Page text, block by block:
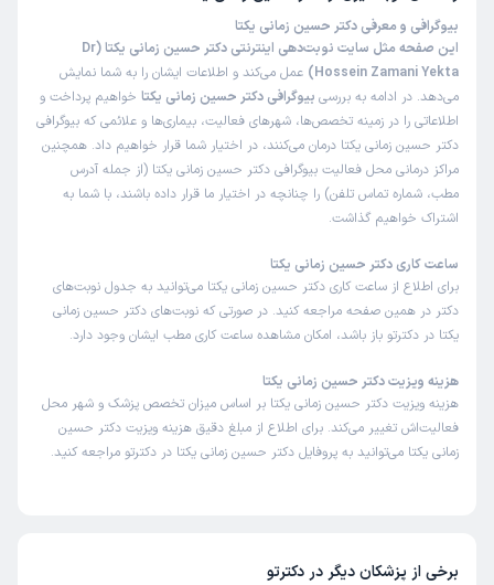
بیوگرافی و معرفی دکتر حسین زمانی یکتا
این صفحه مثل سایت نوبت‌دهی اینترنتی دکتر حسین زمانی یکتا (Dr
Hossein Zamani Yekta)
عمل می‌کند و اطلاعات ایشان را به شما نمایش
می‌دهد. در ادامه به بررسی بیوگرافی دکتر حسین زمانی یکتا خواهیم پرداخت و
اطلاعاتی را در زمینه تخصص‌ها، شهرهای فعالیت، بیماری‌ها و علائمی که بیوگرافی
دکتر حسین زمانی یکتا درمان می‌کنند، در اختیار شما قرار خواهیم داد. همچنین
مراکز درمانی محل فعالیت بیوگرافی دکتر حسین زمانی یکتا (از جمله آدرس
مطب، شماره تماس تلفن) را چنانچه در اختیار ما قرار داده باشند، با شما به
اشتراک خواهیم گذاشت.
ساعت کاری دکتر حسین زمانی یکتا
برای اطلاع از ساعت کاری دکتر حسین زمانی یکتا می‌توانید به جدول نوبت‌های
دکتر در همین صفحه مراجعه کنید. در صورتی که نوبت‌های دکتر حسین زمانی
یکتا در دکترتو باز باشد، امکان مشاهده ساعت کاری مطب ایشان وجود دارد.
هزینه ویزیت دکتر حسین زمانی یکتا
هزینه ویزیت دکتر حسین زمانی یکتا بر اساس میزان تخصص پزشک و شهر محل
فعالیت‌اش تغییر می‌کند. برای اطلاع از مبلغ دقیق هزینه ویزیت دکتر حسین
زمانی یکتا می‌توانید به پروفایل دکتر حسین زمانی یکتا در دکترتو مراجعه کنید.
برخی از پزشکان دیگر در دکترتو